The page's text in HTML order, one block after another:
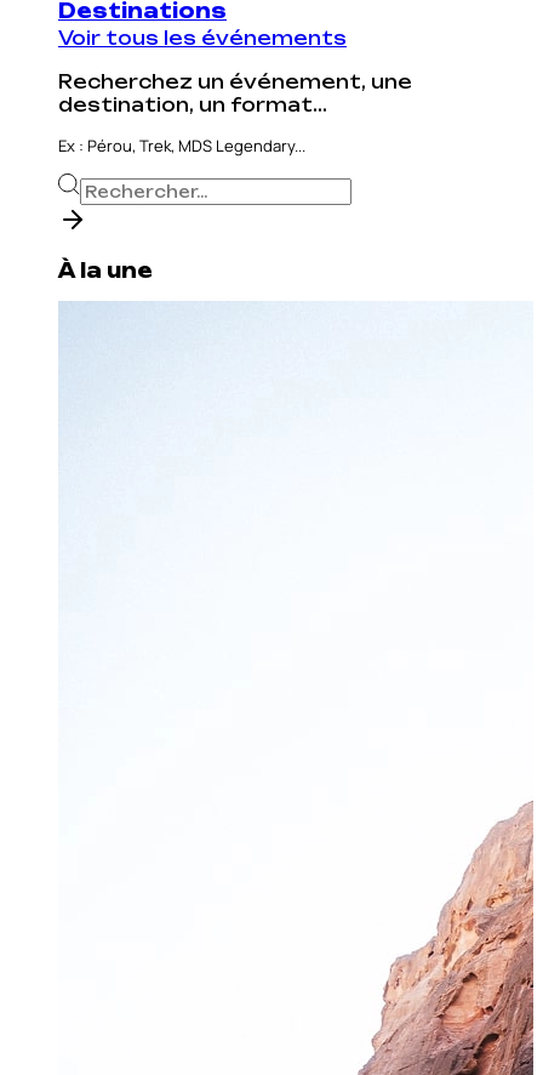
Destinations
Voir tous les événements
Recherchez un événement, une
destination, un format...
Ex : Pérou, Trek, MDS Legendary...
À la une